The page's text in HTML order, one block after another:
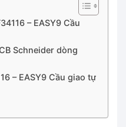
– EASY9 Cầu
Schneider dòng
– EASY9 Cầu giao tự